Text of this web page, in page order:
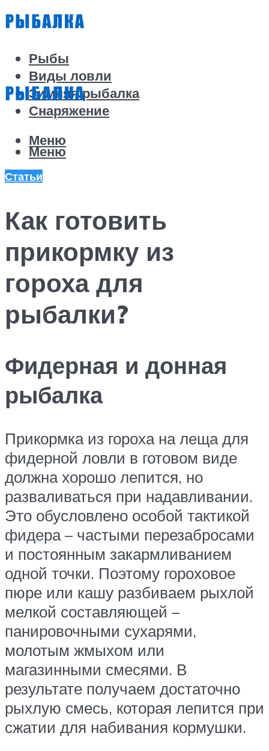
Рыбы
Виды ловли
Зимняя рыбалка
Снаряжение
Меню
Меню
Статьи
Как готовить
прикормку из
гороха для
рыбалки?
Фидерная и донная
рыбалка
Прикормка из гороха на леща для
фидерной ловли в готовом виде
должна хорошо лепится, но
разваливаться при надавливании.
Это обусловлено особой тактикой
фидера – частыми перезабросами
и постоянным закармливанием
одной точки. Поэтому гороховое
пюре или кашу разбиваем рыхлой
мелкой составляющей –
панировочными сухарями,
молотым жмыхом или
магазинными смесями. В
результате получаем достаточно
рыхлую смесь, которая лепится при
сжатии для набивания кормушки.